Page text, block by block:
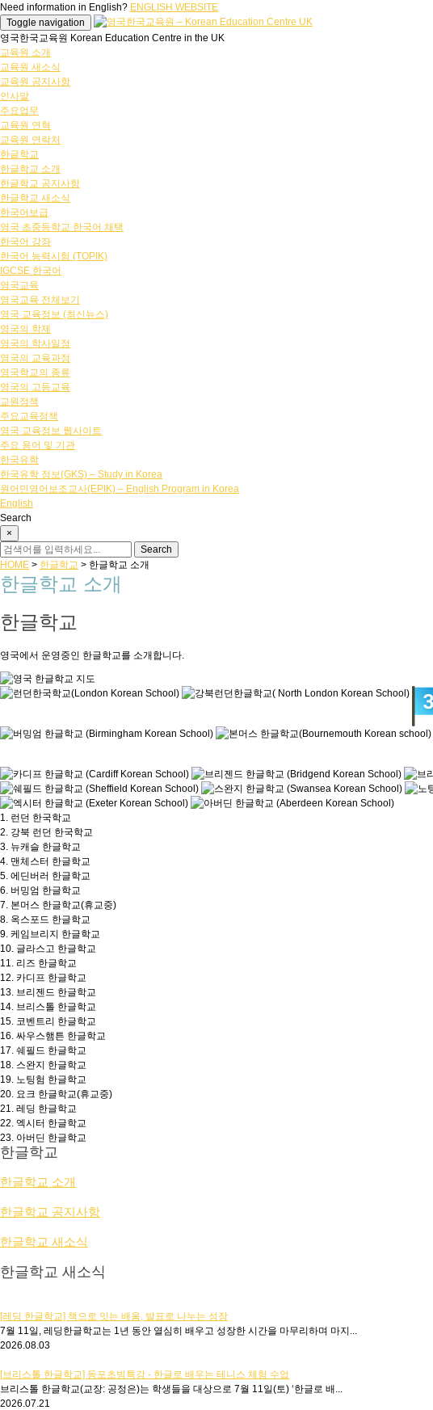
Need information in English? ENGLISH WEBSITE
Toggle navigation
영국한국교육원 Korean Education Centre in the UK
교육원 소개
교육원 새소식
교육원 공지사항
인사말
주요업무
교육원 연혁
교육원 연락처
한글학교
한글학교 소개
한글학교 공지사항
한글학교 새소식
한국어보급
영국 초중등학교 한국어 채택
한국어 강좌
한국어 능력시험 (TOPIK)
IGCSE 한국어
영국교육
영국교육 전체보기
영국 교육정보 (최신뉴스)
영국의 학제
영국의 학사일정
영국의 교육과정
영국학교의 종류
영국의 고등교육
교원정책
주요교육정책
영국 교육정보 웹사이트
주요 용어 및 기관
한국유학
한국유학 정보(GKS) – Study in Korea
원어민영어보조교사(EPIK) – English Program in Korea
English
Search
×
HOME > 한글학교 > 한글학교 소개
한글학교 소개
한글학교
영국에서 운영중인 한글학교를 소개합니다.
1. 런던 한국학교
2. 강북 런던 한국학교
3. 뉴캐슬 한글학교
4. 맨체스터 한글학교
5. 에딘버러 한글학교
6. 버밍엄 한글학교
7. 본머스 한글학교(휴교중)
8. 옥스포드 한글학교
9. 케임브리지 한글학교
10. 글라스고 한글학교
11. 리즈 한글학교
12. 카디프 한글학교
13. 브리젠드 한글학교
14. 브리스톨 한글학교
15. 코벤트리 한글학교
16. 싸우스햄튼 한글학교
17. 쉐필드 한글학교
18. 스완지 한글학교
19. 노팅험 한글학교
20. 요크 한글학교(휴교중)
21. 레딩 한글학교
22. 엑시터 한글학교
23. 아버딘 한글학교
한글학교
한글학교 소개
한글학교 공지사항
한글학교 새소식
한글학교 새소식
[레딩 한글학교] 책으로 잇는 배움, 발표로 나누는 성장
7월 11일, 레딩한글학교는 1년 동안 열심히 배우고 성장한 시간을 마무리하며 마지...
2026.08.03
[브리스톨 한글학교] 동포초빙특강 - 한글로 배우는 테니스 체험 수업
브리스톨 한글학교(교장: 공정은)는 학생들을 대상으로 7월 11일(토) ‘한글로 배...
2026.07.21